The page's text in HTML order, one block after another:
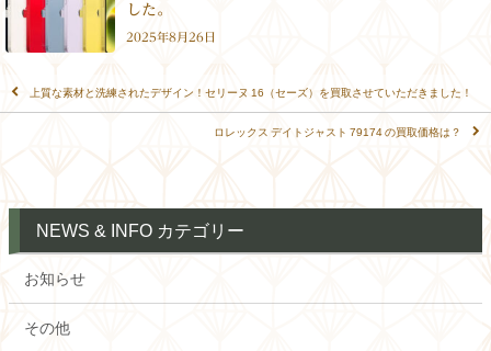
した。
2025年8月26日
上質な素材と洗練されたデザイン！セリーヌ 16（セーズ）を買取させていただきました！
ロレックス デイトジャスト 79174 の買取価格は？
NEWS & INFO カテゴリー
お知らせ
その他